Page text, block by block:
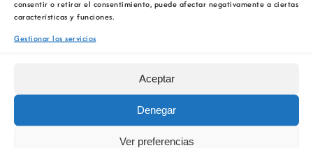
consentir o retirar el consentimiento, puede afectar negativamente a ciertas
características y funciones.
Gestionar los servicios
Aceptar
Denegar
Ver preferencias